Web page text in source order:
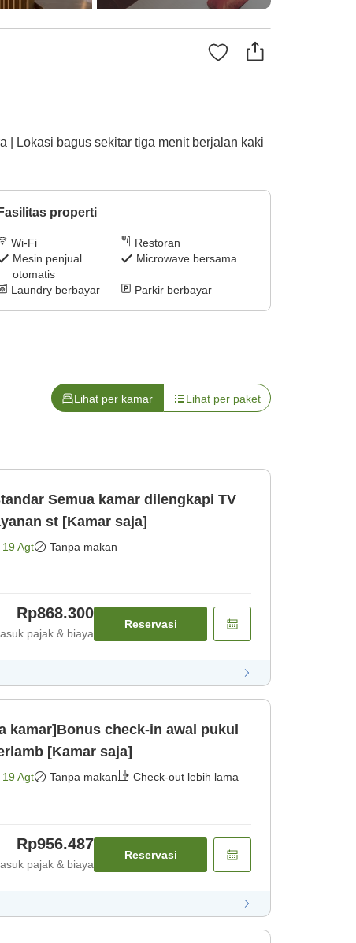
| Lokasi bagus sekitar tiga menit berjalan kaki
Fasilitas properti
Wi-Fi
Restoran
Mesin penjual
otomatis
Microwave bersama
Laundry berbayar Parkir berbayar
Lihat per kamar Lihat per paket
Semua kamar dilengkapi TV
st [Kamar saja]
19 Agt Tanpa makan
Rp868.300
pajak & biaya
Reservasi
kamar]Bonus check-in awal pukul
[Kamar saja]
19 Agt Tanpa makan Check-out lebih lama
Rp956.487
pajak & biaya
Reservasi